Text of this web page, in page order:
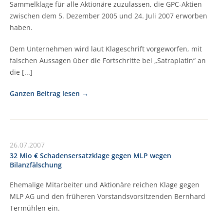
Sammelklage für alle Aktionäre zuzulassen, die GPC-Aktien
zwischen dem 5. Dezember 2005 und 24. Juli 2007 erworben
haben.
Dem Unternehmen wird laut Klageschrift vorgeworfen, mit
falschen Aussagen über die Fortschritte bei „Satraplatin“ an
die [...]
Ganzen Beitrag lesen
26.07.2007
32 Mio € Schadensersatzklage gegen MLP wegen
Bilanzfälschung
Ehemalige Mitarbeiter und Aktionäre reichen Klage gegen
MLP AG und den früheren Vorstandsvorsitzenden Bernhard
Termühlen ein.